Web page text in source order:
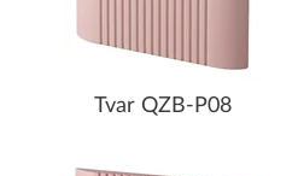
Tvar QZB-P08